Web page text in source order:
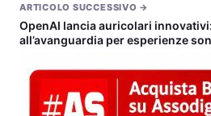
ARTICOLO SUCCESSIVO →
OpenAI lancia auricolari
all’avanguardia per esperienze